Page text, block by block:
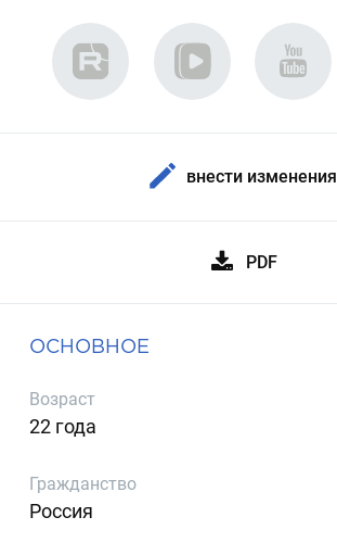
внести изменения
PDF
ОСНОВНОЕ
Возраст
22 года
Гражданство
Россия